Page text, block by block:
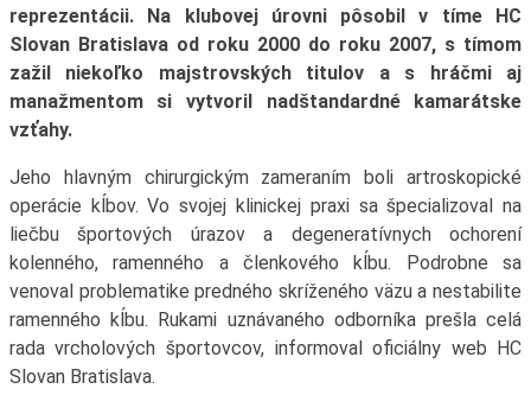
reprezentácii. Na klubovej úrovni pôsobil v tíme HC
Slovan Bratislava od roku 2000 do roku 2007, s tímom
zažil niekoľko majstrovských titulov a s hráčmi aj
manažmentom si vytvoril nadštandardné kamarátske
vzťahy.
Jeho hlavným chirurgickým zameraním boli artroskopické
operácie kĺbov. Vo svojej klinickej praxi sa špecializoval na
liečbu športových úrazov a degeneratívnych ochorení
kolenného, ramenného a členkového kĺbu. Podrobne sa
venoval problematike predného skríženého väzu a nestabilite
ramenného kĺbu. Rukami uznávaného odborníka prešla celá
rada vrcholových športovcov, informoval oficiálny web HC
Slovan Bratislava.